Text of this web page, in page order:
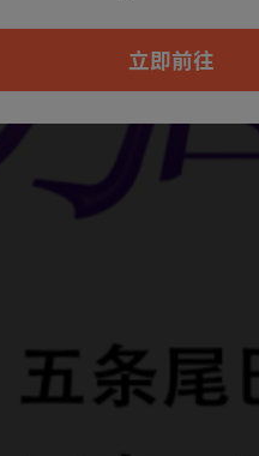
支持App阅读，可打开App新用
户7天免费看立即前往